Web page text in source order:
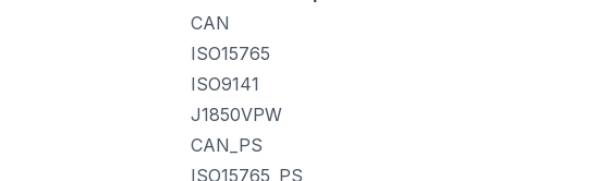
CAN
ISO15765
ISO9141
J1850VPW
CAN_PS
ISO15765_PS